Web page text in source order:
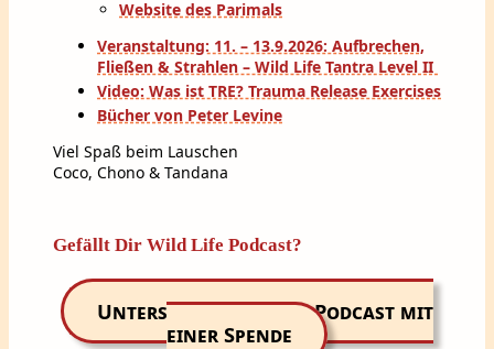
Website des Parimals
Veranstaltung: 11. – 13.9.2026: Aufbrechen,
Fließen & Strahlen – Wild Life Tantra Level II
Video: Was ist TRE? Trauma Release Exercises
Bücher von Peter Levine
Viel Spaß beim Lauschen
Coco, Chono & Tandana
Gefällt Dir Wild Life Podcast?
Unterstütze unseren Podcast mit
einer Spende